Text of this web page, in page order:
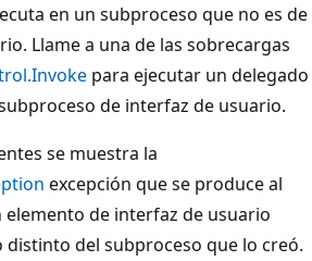
en un subproceso que no es de
Llame a una de las sobrecargas
para ejecutar un delegado
de interfaz de usuario.
se muestra la
excepción que se produce al
de interfaz de usuario
distinto del subproceso que lo creó.